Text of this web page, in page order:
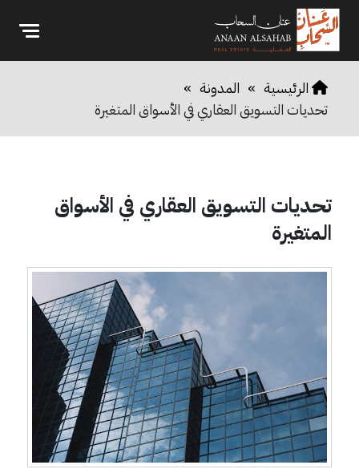
الرئيسية » المدونة »
تحديات التسويق العقاري في الأسواق المتغيرة
تحديات التسويق العقاري في الأسواق
المتغيرة